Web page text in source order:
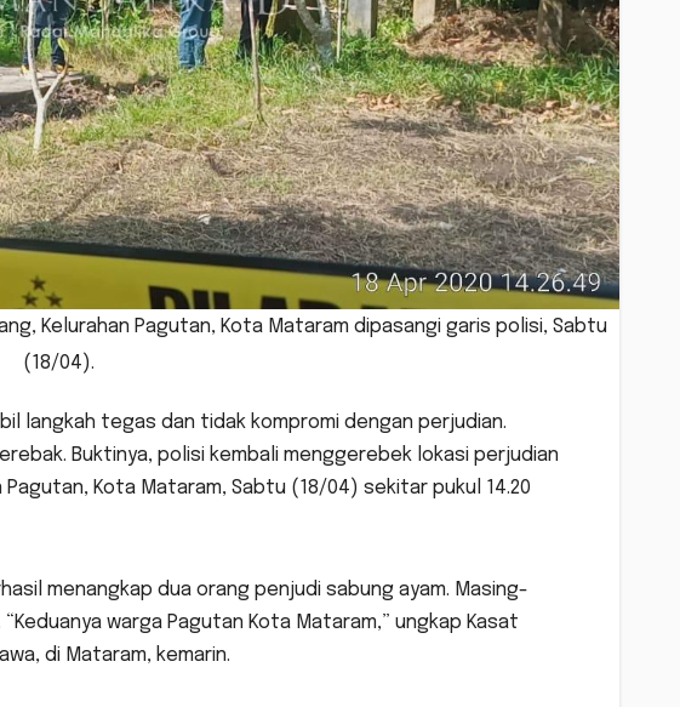
Kelurahan Pagutan, Kota Mataram dipasangi garis polisi, Sabtu
(18/04).
langkah tegas dan tidak kompromi dengan perjudian.
Buktinya, polisi kembali menggerebek lokasi perjudian
Kota Mataram, Sabtu (18/04) sekitar pukul 14.20
menangkap dua orang penjudi sabung ayam. Masing-
warga Pagutan Kota Mataram,” ungkap Kasat
di Mataram, kemarin.